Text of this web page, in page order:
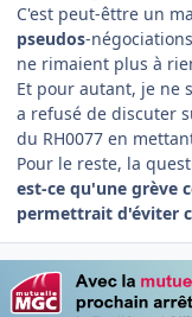
C'est peut-êttre un
pseudos-
ne rimaient plus à
Et pour autant, je ne
a refusé de discuter
du RH0077 en
Pour le reste, la
est-ce qu'une grève
permettrait d'éviter